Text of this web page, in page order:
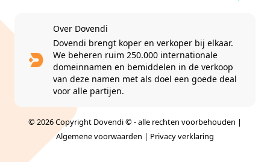
Over Dovendi
Dovendi brengt koper en verkoper bij elkaar.
We beheren ruim 250.000 internationale
domeinnamen en bemiddelen in de verkoop
van deze namen met als doel een goede deal
voor alle partijen.
© 2026 Copyright Dovendi © - alle rechten voorbehouden |
Algemene voorwaarden | Privacy verklaring